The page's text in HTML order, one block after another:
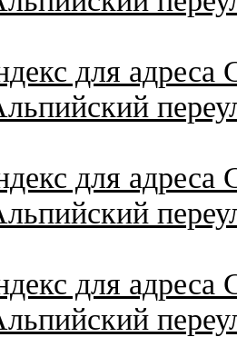
для адреса
для адреса
для адреса